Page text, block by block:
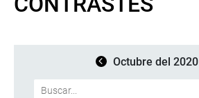
Octubre del 2020